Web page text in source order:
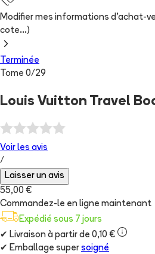
Modifier mes informations d'achat-
cote...)
Terminée
Tome 0/29
Louis Vuitton Travel
Voir les avis
/
Laisser un avis
55,00 €
Commandez-le en ligne maintenant
Expédié sous 7 jours
✔ Livraison à partir de 0,10 €
✔ Emballage super soigné